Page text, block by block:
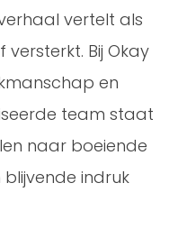
vertelt als
Bij Okay
en
team staat
naar boeiende
indruk